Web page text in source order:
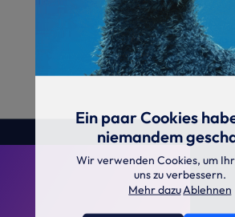
Ein paar Cookies
niemandem
Wir verwenden Cookies, um
uns zu verbessern.
Mehr dazuAblehnen